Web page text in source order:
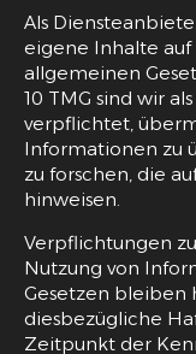
Als
eigene Inhalte auf
allgemeinen
10 TMG sind wir
verpflichtet,
Informationen zu
zu forschen, die
hinweisen.
Verpflichtungen
Nutzung von
Gesetzen bleiben
diesbezügliche
Zeitpunkt der